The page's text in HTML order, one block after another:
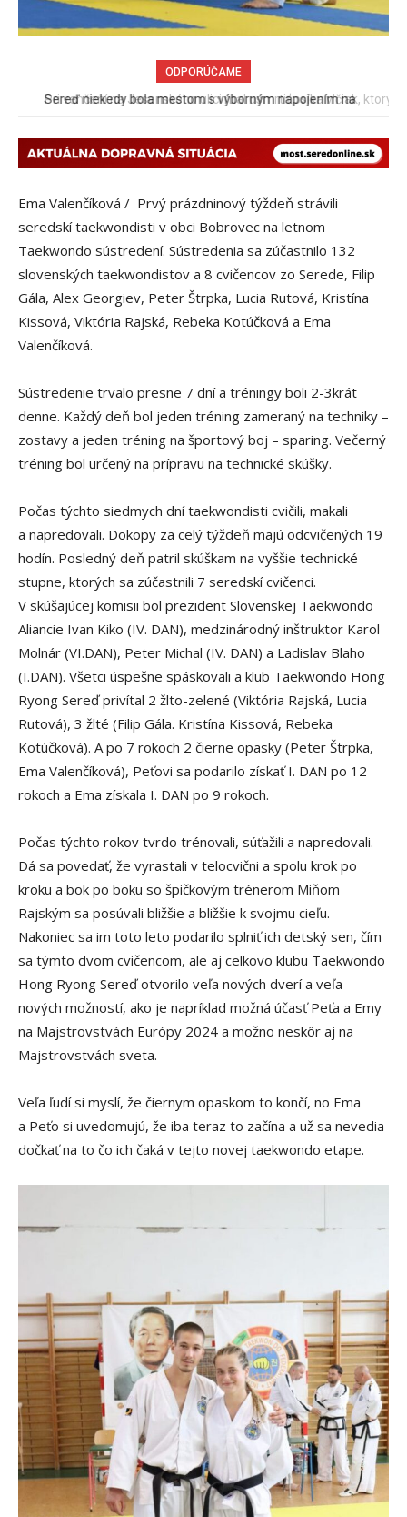
ODPORÚČAME
Pri venčení na Jesenského ulici mal usmrtiť psíka vlčiak, ktorý
Ema Valenčíková / Prvý prázdninový týždeň strávili
seredskí taekwondisti v obci Bobrovec na letnom
Taekwondo sústredení. Sústredenia sa zúčastnilo 132
slovenských taekwondistov a 8 cvičencov zo Serede, Filip
Gála, Alex Georgiev, Peter Štrpka, Lucia Rutová, Kristína
Kissová, Viktória Rajská, Rebeka Kotúčková a Ema
Valenčíková.
Sústredenie trvalo presne 7 dní a tréningy boli 2-3krát
denne. Každý deň bol jeden tréning zameraný na techniky –
zostavy a jeden tréning na športový boj – sparing. Večerný
tréning bol určený na prípravu na technické skúšky.
Počas týchto siedmych dní taekwondisti cvičili, makali
a napredovali. Dokopy za celý týždeň majú odcvičených 19
hodín. Posledný deň patril skúškam na vyššie technické
stupne, ktorých sa zúčastnili 7 seredskí cvičenci.
V skúšajúcej komisii bol prezident Slovenskej Taekwondo
Aliancie Ivan Kiko (IV. DAN), medzinárodný inštruktor Karol
Molnár (VI.DAN), Peter Michal (IV. DAN) a Ladislav Blaho
(I.DAN). Všetci úspešne spáskovali a klub Taekwondo Hong
Ryong Sereď privítal 2 žlto-zelené (Viktória Rajská, Lucia
Rutová), 3 žlté (Filip Gála. Kristína Kissová, Rebeka
Kotúčková). A po 7 rokoch 2 čierne opasky (Peter Štrpka,
Ema Valenčíková), Peťovi sa podarilo získať I. DAN po 12
rokoch a Ema získala I. DAN po 9 rokoch.
Počas týchto rokov tvrdo trénovali, súťažili a napredovali.
Dá sa povedať, že vyrastali v telocvični a spolu krok po
kroku a bok po boku so špičkovým trénerom Miňom
Rajským sa posúvali bližšie a bližšie k svojmu cieľu.
Nakoniec sa im toto leto podarilo splniť ich detský sen, čím
sa týmto dvom cvičencom, ale aj celkovo klubu Taekwondo
Hong Ryong Sereď otvorilo veľa nových dverí a veľa
nových možností, ako je napríklad možná účasť Peťa a Emy
na Majstrovstvách Európy 2024 a možno neskôr aj na
Majstrovstvách sveta.
Veľa ľudí si myslí, že čiernym opaskom to končí, no Ema
a Peťo si uvedomujú, že iba teraz to začína a už sa nevedia
dočkať na to čo ich čaká v tejto novej taekwondo etape.